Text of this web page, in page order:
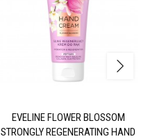
EVELINE FLOWER BLOSSOM
STRONGLY REGENERATING HAND